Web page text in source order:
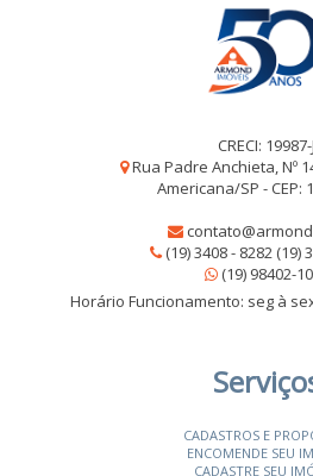
CRECI: 19987-J
Rua Padre Anchieta, Nº
Americana/SP - CEP:
(19) 3408 - 8282 (19)
(19) 98402-
Horário Funcionamento: seg à
CADASTROS E
ENCOMENDE SEU
CADASTRE SEU